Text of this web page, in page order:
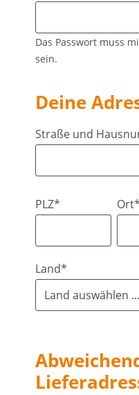
Das Passwort muss
sein.
Deine
Straße und
PLZ* Ort*
Land*